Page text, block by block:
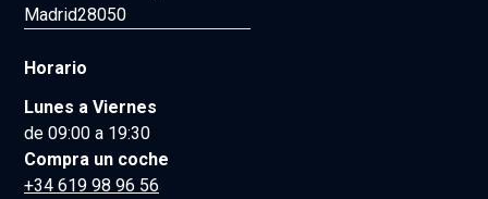
Madrid28050
Horario
Lunes a Viernes
de 09:00 a 19:30
Compra un coche
+34 619 98 96 56